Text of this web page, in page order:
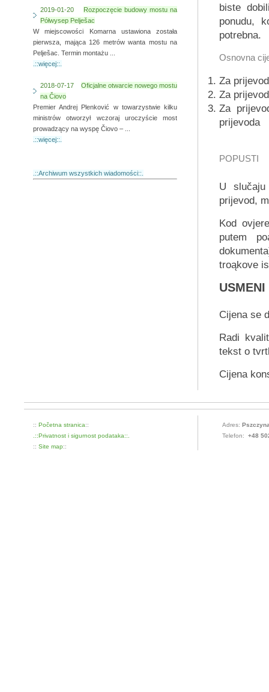
2019-01-20 Rozpoczęcie budowy mostu na
Półwysep Pelješac
W miejscowości Komarna ustawiona została
pierwsza, mająca 126 metrów wanta mostu na
Pelješac. Termin montażu ...
.::więcej::.
2018-07-17 Oficjalne otwarcie nowego mostu
na Čiovo
Premier Andrej Plenković w towarzystwie kilku
ministrów otworzył wczoraj uroczyście most
prowadzący na wyspę Čiovo – ...
.::więcej::.
.::Archiwum wszystkich wiadomości::.
biste
ponudu,
potrebna.
Osnovna
Za
Za
Za
prijevoda
POPUSTI
U
prijevod,
Kod
putem
troąkove
Cijena se
Radi
tekst o
Cijena
:: Početna stranica::
.::Privatnost i sigurnost podataka::.
:: Site map::
Adres:
Telefon:
+48